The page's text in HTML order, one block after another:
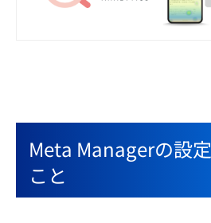
Meta Managerの設
こと